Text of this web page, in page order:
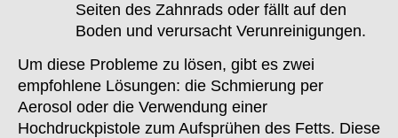
Seiten des Zahnrads oder fällt auf den
Boden und verursacht Verunreinigungen.
Um diese Probleme zu lösen, gibt es zwei
empfohlene Lösungen: die Schmierung per
Aerosol oder die Verwendung einer
Hochdruckpistole zum Aufsprühen des Fetts. Diese